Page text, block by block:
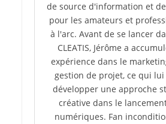
de source d'information et
pour les amateurs et
à l'arc. Avant de se lancer
CLEATIS, Jérôme a
expérience dans le
gestion de projet, ce qui
développer une approche
créative dans le
numériques. Fan